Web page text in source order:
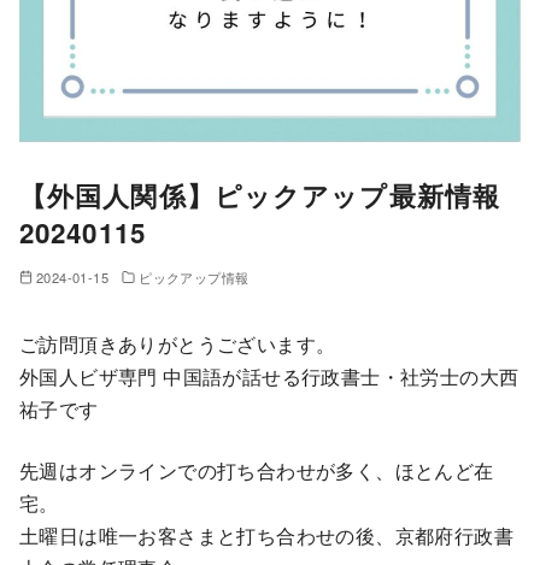
【外国人関係】ピックアップ最新情報
20240115
2024-01-15 ピックアップ情報
ご訪問頂きありがとうございます。
外国人ビザ専門 中国語が話せる行政書士・社労士の大西
祐子です
先週はオンラインでの打ち合わせが多く、ほとんど在
宅。
土曜日は唯一お客さまと打ち合わせの後、京都府行政書